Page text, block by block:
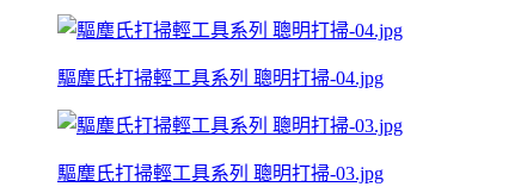
驅塵氏打掃輕工具系列 聰明打掃-04.jpg
驅塵氏打掃輕工具系列 聰明打掃-03.jpg